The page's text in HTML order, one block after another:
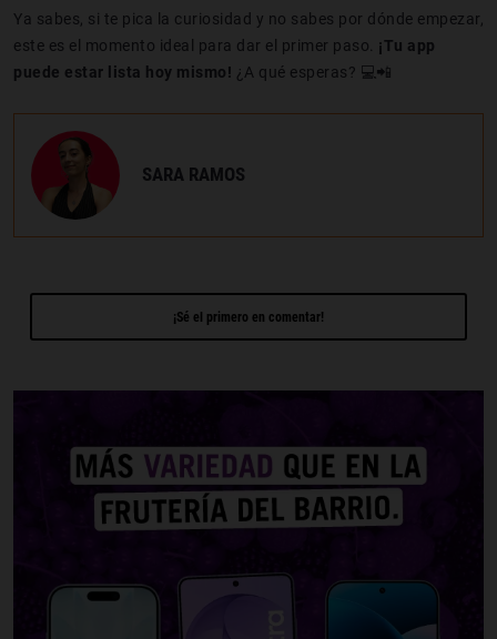
Ya sabes, si te pica la curiosidad y no sabes por dónde empezar,
este es el momento ideal para dar el primer paso. ¡Tu app
puede estar lista hoy mismo! ¿A qué esperas? 💻📲
SARA RAMOS
¡Sé el primero en comentar!